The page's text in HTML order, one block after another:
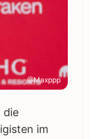
@Maxppp
die
im